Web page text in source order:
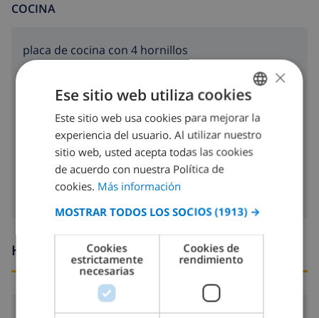
COCINA
placa de cocina con 4 hornillos
lavavajillas
lavadora
Horario de llegada y salida
Llegada:Desde 16:00 antes de 19:00
SPANISH
DUTCH
FRENCH
GERMAN
CATALAN
ITALIAN
DANISH
×
Ese sitio web utiliza cookies
Este sitio web usa cookies para mejorar la
experiencia del usuario. Al utilizar nuestro
sitio web, usted acepta todas las cookies
de acuerdo con nuestra Política de
cookies. Más información
MOSTRAR TODOS LOS SOCIOS (1913) →
Cookies
estrictamente
necesarias
Cookies de
rendimiento